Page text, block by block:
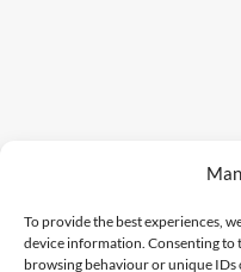
To provide the best experiences,
device information. Consenting to
browsing behaviour or unique